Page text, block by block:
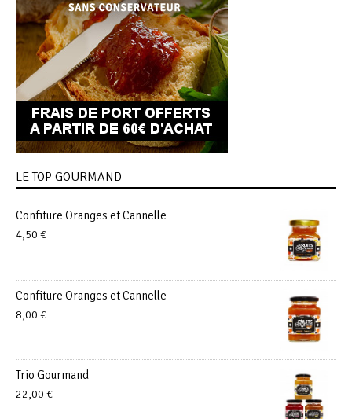
LE TOP GOURMAND
Confiture Oranges et Cannelle
4,50 €
Confiture Oranges et Cannelle
8,00 €
Trio Gourmand
22,00 €